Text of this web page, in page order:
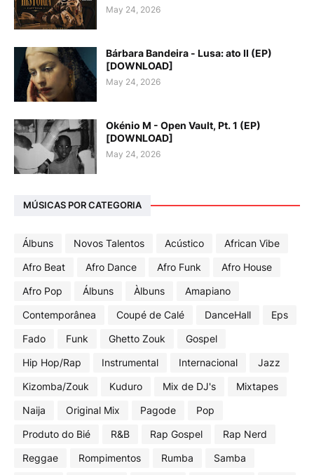
May 24, 2026
Bárbara Bandeira - Lusa: ato II (EP)
[DOWNLOAD]
May 24, 2026
Okénio M - Open Vault, Pt. 1 (EP)
[DOWNLOAD]
May 24, 2026
MÚSICAS POR CATEGORIA
Álbuns Novos Talentos Acústico
African Vibe
Afro Beat
Afro Dance Afro Funk
Afro House
Afro Pop
Álbuns Àlbuns
Amapiano
Contemporânea
Coupé de Calé DanceHall
Eps
Fado
Funk Ghetto Zouk
Gospel
Hip Hop/Rap
Instrumental Internacional
Jazz
Kizomba/Zouk
Kuduro Mix de DJ's
Mixtapes
Naija
Original Mix Pagode
Pop
Produto do Bié
R&B Rap Gospel
Rap Nerd
Reggae
Rompimentos Rumba
Samba